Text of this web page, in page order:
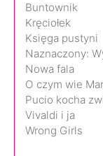
Buntownik
Kręciołek
Księga pustyni
Naznaczony:
Nowa fala
O czym wie
Pucio kocha
Vivaldi i ja
Wrong Girls